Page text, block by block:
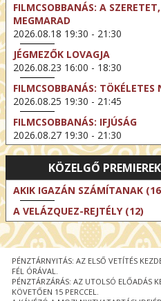
FILMCSOBBANÁS: A
MEGMARAD
2026.08.18 19:30 - 21:30
JÉGMEZŐK LOVAGJA
2026.08.23 16:00 - 18:30
FILMCSOBBANÁS: TÖKÉLETES
2026.08.25 19:30 - 21:45
FILMCSOBBANÁS: IFJÚSÁG
2026.08.27 19:30 - 21:30
EXHIBITION ON SCREEN:
VAN GOGH - ÚJ LÁTÁSMÓD
2026.08.30 11:00 - 12:30
NT LIVE / DAVID IRELAND: THE
STEP
2026.09.01 19:00 - 21:00
BERLIN ELESTE
2026.09.13 16:00 - 19:00
NT LIVE / OSCAR WILDE: THE
IMPORTANCE OF BEING
KÖZELGŐ PREMIEREK
AKIK IGAZÁN SZÁMÍTANAK
A VELÁZQUEZ-REJTÉLY (12)
PÉNZTÁRNYITÁS: AZ ELSŐ VETÍTÉS
FÉL ÓRÁVAL.
PÉNZTÁRZÁRÁS: AZ UTOLSÓ ELŐADÁS
KÖVETŐEN 15 PERCCEL.